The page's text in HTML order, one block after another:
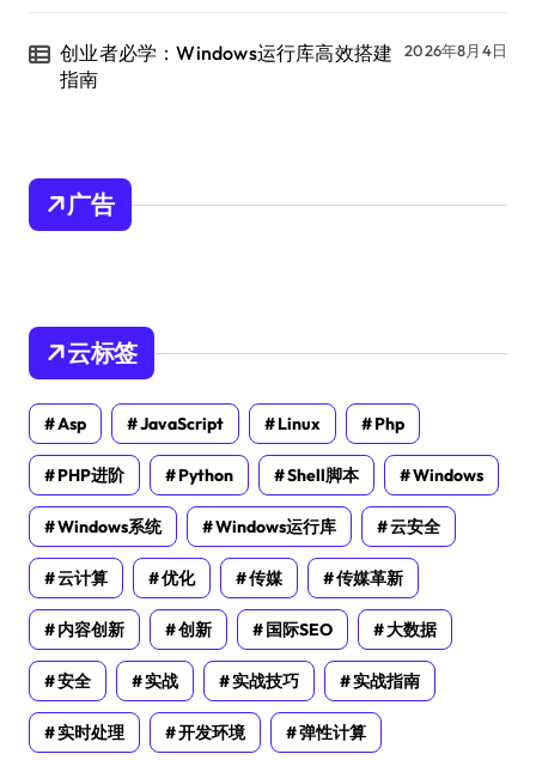
创业者必学：Windows运行库高效搭建
指南
2026年8月4日
广告
云标签
Asp JavaScript Linux Php
PHP进阶 Python Shell脚本 Windows
Windows系统 Windows运行库 云安全
云计算 优化 传媒 传媒革新
内容创新 创新 国际SEO 大数据
安全 实战 实战技巧 实战指南
实时处理 开发环境 弹性计算